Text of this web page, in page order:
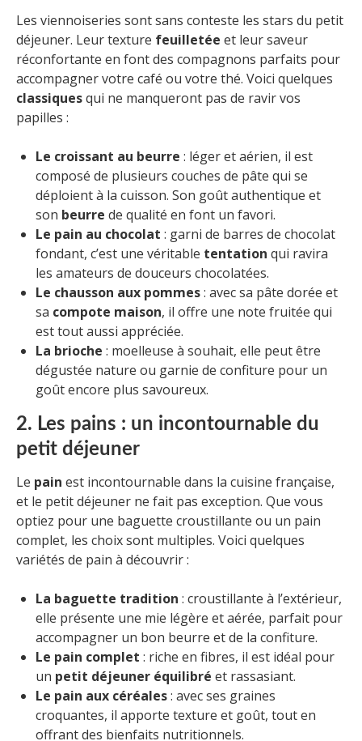
Les viennoiseries sont sans conteste les stars du petit
déjeuner. Leur texture feuilletée et leur saveur
réconfortante en font des compagnons parfaits pour
accompagner votre café ou votre thé. Voici quelques
classiquesqui ne manqueront pas de ravir vos
papilles :
Le croissant au beurre : léger et aérien, il est
composé de plusieurs couches de pâte qui se
déploient à la cuisson. Son goût authentique et
son beurre de qualité en font un favori.
Le pain au chocolat : garni de barres de chocolat
fondant, c’est une véritable tentation qui ravira
les amateurs de douceurs chocolatées.
Le chausson aux pommes: avec sa pâte dorée et
sa compote maison, il offre une note fruitée qui
est tout aussi appréciée.
La brioche : moelleuse à souhait, elle peut être
dégustée nature ou garnie de confiture pour un
goût encore plus savoureux.
2. Les pains : un incontournable du
petit déjeuner
Le pain est incontournable dans la cuisine française,
et le petit déjeuner ne fait pas exception. Que vous
optiez pour une baguette croustillante ou un pain
complet, les choix sont multiples. Voici quelques
variétés de pain à découvrir :
La baguette tradition : croustillante à l’extérieur,
elle présente une mie légère et aérée, parfait pour
accompagner un bon beurre et de la confiture.
Le pain complet : riche en fibres, il est idéal pour
un petit déjeuner équilibré et rassasiant.
Le pain aux céréales: avec ses graines
croquantes, il apporte texture et goût, tout en
offrant des bienfaits nutritionnels.